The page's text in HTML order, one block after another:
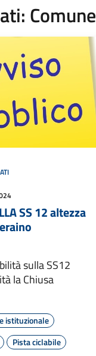
Comune
SS 12 altezza
sulla SS12
la Chiusa
istituzionale
Pista ciclabile